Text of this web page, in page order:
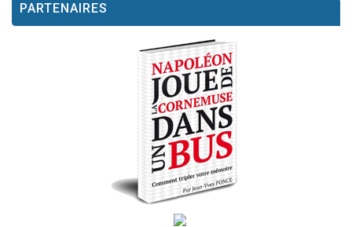
PARTENAIRES